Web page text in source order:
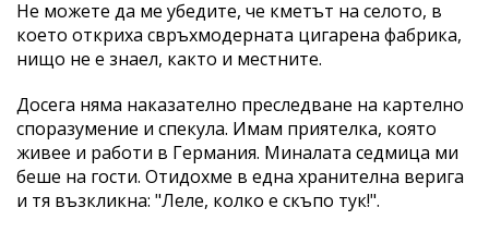
Не можете да ме убедите, че кметът на селото, в
което откриха свръхмодерната цигарена фабрика,
нищо не е знаел, както и местните.
Досега няма наказателно преследване на картелно
споразумение и спекула. Имам приятелка, която
живее и работи в Германия. Миналата седмица ми
беше на гости. Отидохме в една хранителна верига
и тя възкликна: "Леле, колко е скъпо тук!".